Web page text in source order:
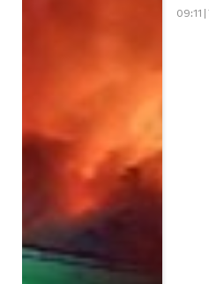
09:11